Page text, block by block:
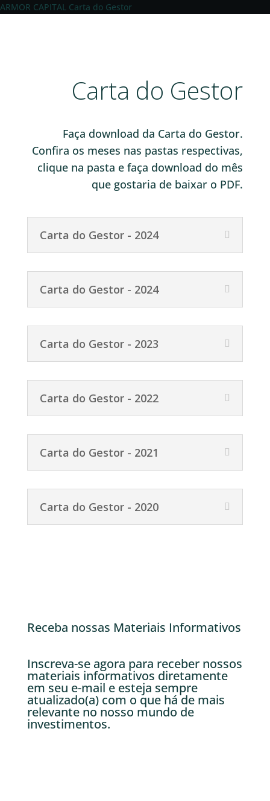
ARMOR CAPITAL Carta do Gestor
Carta do Gestor
Faça download da Carta do Gestor.
Confira os meses nas pastas respectivas,
clique na pasta e faça download do mês
que gostaria de baixar o PDF.
Carta do Gestor - 2024
Carta do Gestor - 2024
Carta do Gestor - 2023
Carta do Gestor - 2022
Carta do Gestor - 2021
Carta do Gestor - 2020
Receba nossas Materiais Informativos
Inscreva-se agora para receber nossos
materiais informativos diretamente
em seu e-mail e esteja sempre
atualizado(a) com o que há de mais
relevante no nosso mundo de
investimentos.